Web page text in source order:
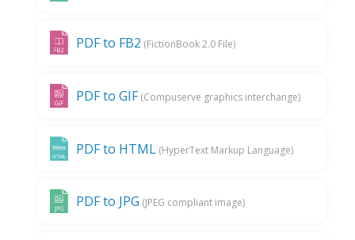
PDF to FB2 (FictionBook 2.0 File)
PDF to GIF (Compuserve graphics interchange)
PDF to HTML (HyperText Markup Language)
PDF to JPG (JPEG compliant image)